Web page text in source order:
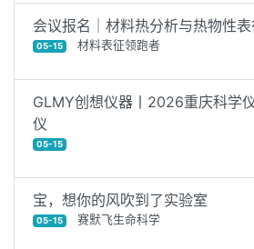
会议报名｜材料热分析与热物性
05-15 材料表征领跑者
GLMY创想仪器丨2026重庆科学
仪
05-15
宝，想你的风吹到了实验室
05-15 赛默飞生命科学